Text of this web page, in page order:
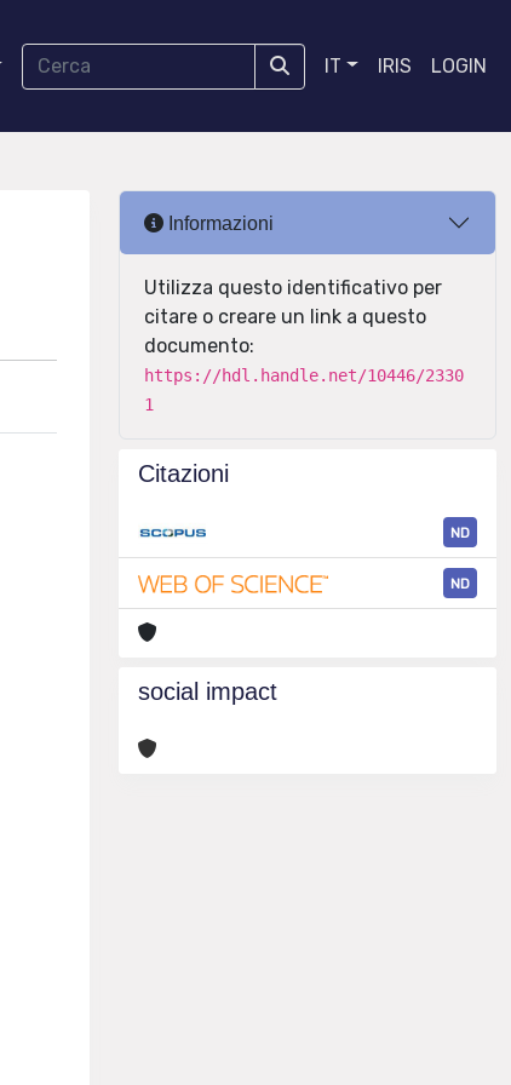
IT IRIS LOGIN
Informazioni
Utilizza questo identificativo per
citare o creare un link a questo
documento:
https://hdl.handle.net/10446/2330
1
Citazioni
ND
ND
social impact